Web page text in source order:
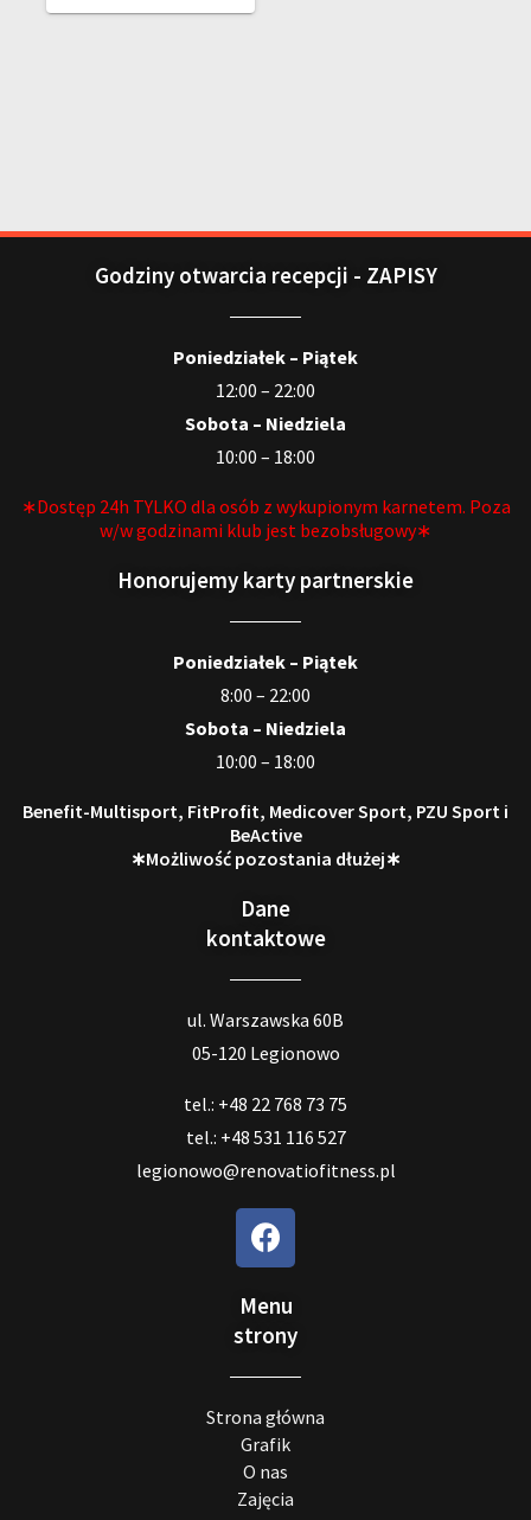
Godziny otwarcia recepcji - ZAPISY
Poniedziałek – Piątek
12:00 – 22:00
Sobota – Niedziela
10:00 – 18:00
∗Dostęp 24h TYLKO dla osób z wykupionym karnetem. Poza
w/w godzinami klub jest bezobsługowy∗
Honorujemy karty partnerskie
Poniedziałek – Piątek
8:00 – 22:00
Sobota – Niedziela
10:00 – 18:00
Benefit-Multisport, FitProfit, Medicover Sport, PZU Sport i
BeActive
∗Możliwość pozostania dłużej∗
Dane
kontaktowe
ul. Warszawska 60B
05-120 Legionowo
tel.: +48 22 768 73 75
tel.: +48 531 116 527
legionowo@renovatiofitness.pl
Menu
strony
Strona główna
Grafik
O nas
Zajęcia